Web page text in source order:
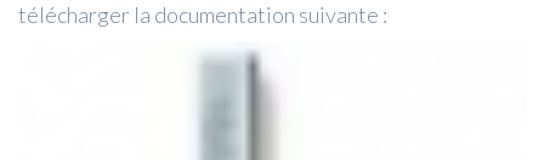
télécharger la documentation suivante :